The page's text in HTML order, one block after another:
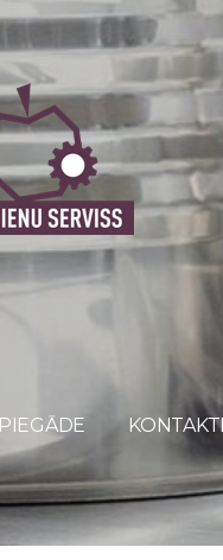
PIEGĀDE KONTAKTI